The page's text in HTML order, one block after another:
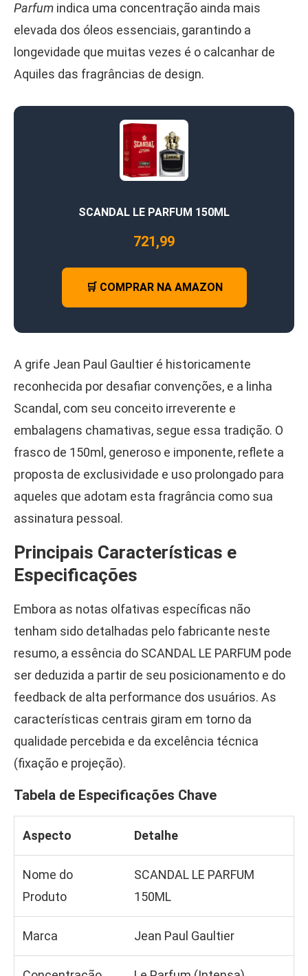
Parfum indica uma concentração ainda mais
elevada dos óleos essenciais, garantindo a
longevidade que muitas vezes é o calcanhar de
Aquiles das fragrâncias de design.
SCANDAL LE PARFUM 150ML
721,99
🛒 COMPRAR NA AMAZON
A grife Jean Paul Gaultier é historicamente
reconhecida por desafiar convenções, e a linha
Scandal, com seu conceito irreverente e
embalagens chamativas, segue essa tradição. O
frasco de 150ml, generoso e imponente, reflete a
proposta de exclusividade e uso prolongado para
aqueles que adotam esta fragrância como sua
assinatura pessoal.
Principais Características e
Especificações
Embora as notas olfativas específicas não
tenham sido detalhadas pelo fabricante neste
resumo, a essência do SCANDAL LE PARFUM pode
ser deduzida a partir de seu posicionamento e do
feedback de alta performance dos usuários. As
características centrais giram em torno da
qualidade percebida e da excelência técnica
(fixação e projeção).
Tabela de Especificações Chave
Aspecto Detalhe
Nome do
Produto
SCANDAL LE PARFUM
150ML
Marca Jean Paul Gaultier